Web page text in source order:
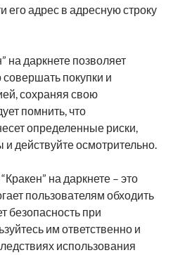
его адрес в адресную строку
на даркнете позволяет
покупки и
сохраняя свою
помнить, что
определенные риски,
действуйте осмотрительно.
на даркнете – это
пользователям обходить
безопасность при
им ответственно и
использования